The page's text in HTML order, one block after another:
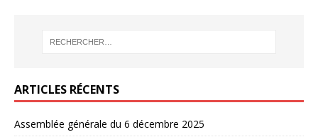
ARTICLES RÉCENTS
Assemblée générale du 6 décembre 2025